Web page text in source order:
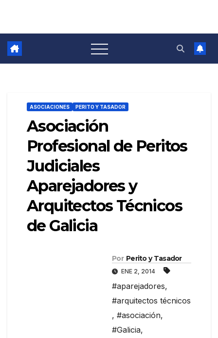
ASOCIACIONES PERITO Y TASADOR
Asociación
Profesional de Peritos
Judiciales
Aparejadores y
Arquitectos Técnicos
de Galicia
Por Perito y Tasador
ENE 2, 2014
#aparejadores,
#arquitectos técnicos
, #asociación,
#Galicia,